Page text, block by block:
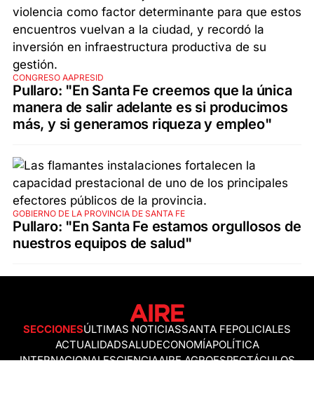
CONGRESO AAPRESID
Pullaro: "En Santa Fe creemos que la única
manera de salir adelante es si producimos
más, y si generamos riqueza y empleo"
GOBIERNO DE LA PROVINCIA DE SANTA FE
Pullaro: "En Santa Fe estamos orgullosos de
nuestros equipos de salud"
SECCIONESÚLTIMAS NOTICIASSANTA FEPOLICIALES
ACTUALIDADSALUDECONOMÍAPOLÍTICA
INTERNACIONALESCIENCIAAIRE AGROESPECTÁCULOS